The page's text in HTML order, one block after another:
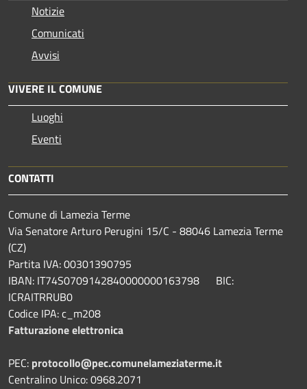
Notizie
Comunicati
Avvisi
VIVERE IL COMUNE
Luoghi
Eventi
CONTATTI
Comune di Lamezia Terme
Via Senatore Arturo Perugini 15/C - 88046 Lamezia Terme
(CZ)
Partita IVA: 00301390795
IBAN: IT74S0709142840000000163798 BIC:
ICRAITRRUB0
Codice IPA: c_m208
Fatturazione elettronica
PEC: protocollo@pec.comunelameziaterme.it
Centralino Unico: 0968.2071